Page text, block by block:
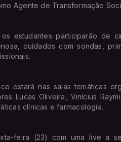
Agente de Transformação
estudantes participarão de
cuidados com sondas,
estará nas salas temáticas
Lucas Oliveira, Vinícius
clínicas e farmacologia.
feira (23) com uma live a